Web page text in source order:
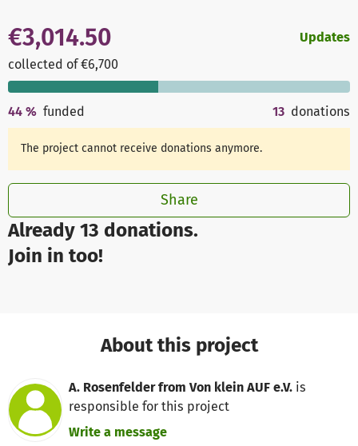
Already 13 donations.
Join in too!
€3,014.50
collected of €6,700
Updates
44 % funded 13 donations
The project cannot receive donations anymore.
Share
About this project
A. Rosenfelder from Von klein AUF e.V. is
responsible for this project
Write a message